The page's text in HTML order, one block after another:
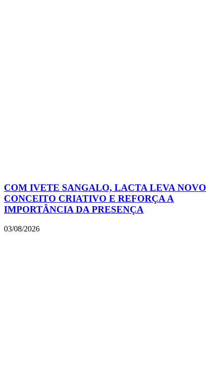
COM IVETE SANGALO, LACTA LEVA NOVO
CONCEITO CRIATIVO E REFORÇA A
IMPORTÂNCIA DA PRESENÇA
03/08/2026